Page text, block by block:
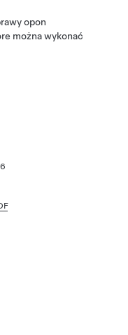
opon
można wykonać